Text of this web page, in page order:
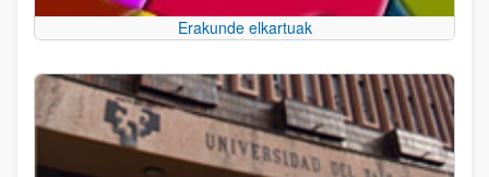
Erakunde elkartuak